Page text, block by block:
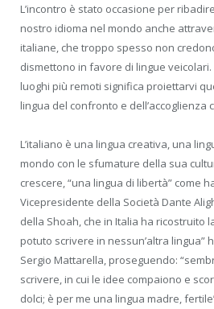
L’incontro è stato occasione per
nostro idioma nel mondo anche
italiane, che troppo spesso non
dismettono in favore di lingue veicolari.
luoghi più remoti significa proiettarvi
lingua del confronto e dell’accoglienza
L’italiano è una lingua creativa, una
mondo con le sfumature della sua
crescere, “una lingua di libertà” come
Vicepresidente della Società Dante
della Shoah, che in Italia ha ricostruito
potuto scrivere in nessun’altra lingua”
Sergio Mattarella, proseguendo:
scrivere, in cui le idee compaiono e
dolci; è per me una lingua madre,